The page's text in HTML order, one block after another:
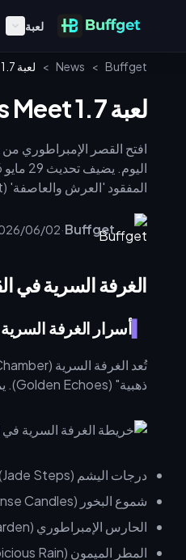
لعبة
Buffget
>
News
> لعبة Where Winds Meet 1.7: اشترِ سبائك ذهبية ومفاتيح اليوم
لعبة Where Winds Meet 1.7: اشترِ سبائك ذهبية ومفاتيح اليوم
افتح القصر الإمبراطوري من
شخصية غير لاعبة (NPC) ديناميكية وقهر زعماء العالم الجدد.
Buffget
·
06/02
الغرفة السرية في
أسرار الغرفة السرية
ذهبية" (Golden Echoes). يمكنك العثور على هذه الأصداء في أربعة مواقع محددة:
درجات اليشم (Jade Steps)
شموع البخور (Incense Candles)
الحارس الإمبراطوري (Imperial Warden)
المطر الميمون (Auspicious Rain)